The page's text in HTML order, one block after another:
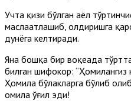
Учта қизи бўлган аёл
маслаҳатлашиб, олдиришга
дунёга келтиради.
Яна бошқа бир воқеада
билган шифокор: “Ҳомилангиз
Ҳомила бўлакларга бўлиб
ҳомила ўғил эди!